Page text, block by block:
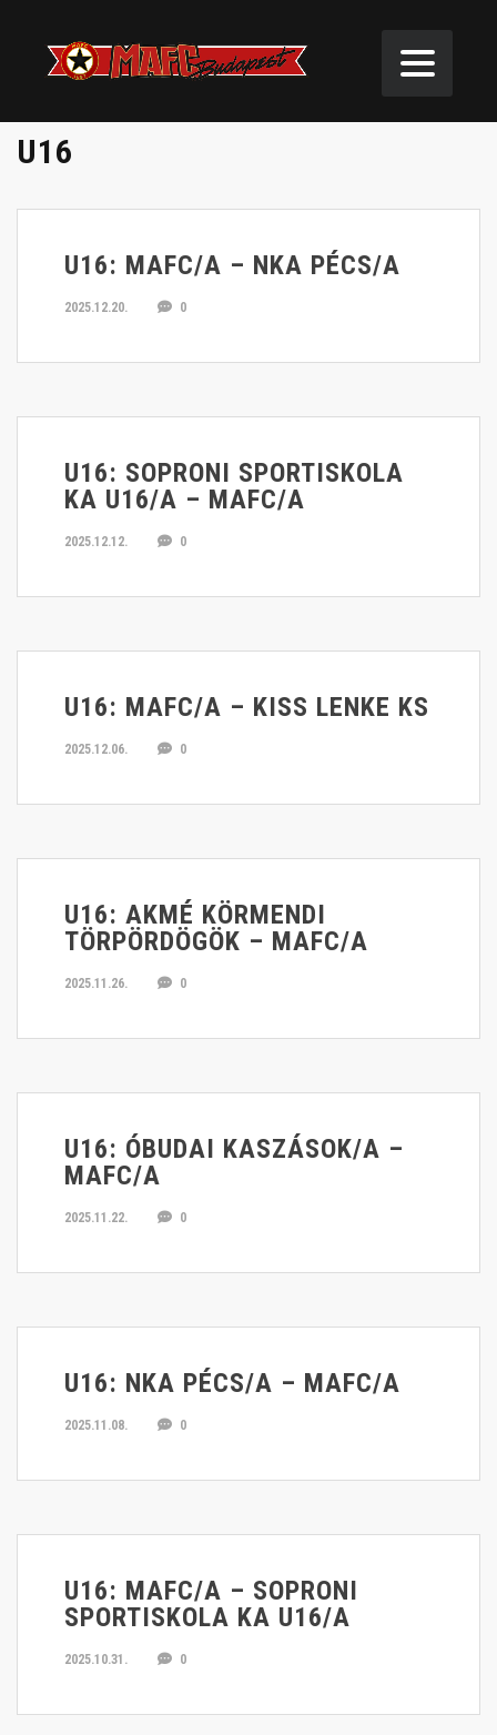
U16
U16: MAFC/A – NKA PÉCS/A
2025.12.20. 0
U16: SOPRONI SPORTISKOLA
KA U16/A – MAFC/A
2025.12.12. 0
U16: MAFC/A – KISS LENKE KS
2025.12.06. 0
U16: AKMÉ KÖRMENDI
TÖRPÖRDÖGÖK – MAFC/A
2025.11.26. 0
U16: ÓBUDAI KASZÁSOK/A –
MAFC/A
2025.11.22. 0
U16: NKA PÉCS/A – MAFC/A
2025.11.08. 0
U16: MAFC/A – SOPRONI
SPORTISKOLA KA U16/A
2025.10.31. 0